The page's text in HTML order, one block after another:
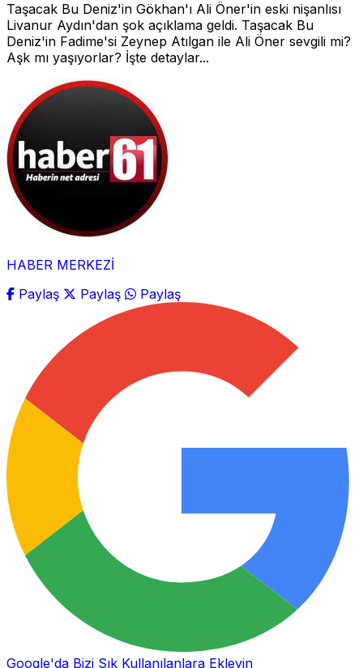
Taşacak Bu Deniz'in Gökhan'ı Ali Öner'in eski nişanlısı
Livanur Aydın'dan şok açıklama geldi. Taşacak Bu
Deniz'in Fadime'si Zeynep Atılgan ile Ali Öner sevgili mi?
Aşk mı yaşıyorlar? İşte detaylar...
HABER MERKEZİ
Paylaş
Paylaş Paylaş
Google'da Bizi Sık Kullanılanlara Ekleyin